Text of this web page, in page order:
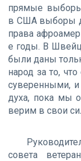
прямые выборы
в США выборы
права
е годы. В
были даны
народ за то,
суверенными,
духа, пока мы
верим в свои
совета